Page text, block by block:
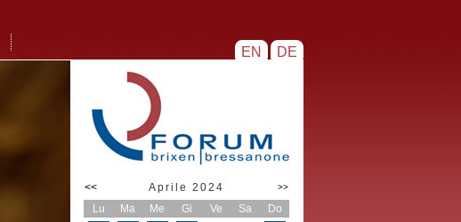
EN DE
<< Aprile 2024 >>
Lu Ma Me Gi Ve Sa
Do